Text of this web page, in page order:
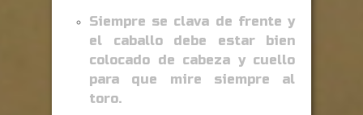
Siempre se clava de frente y
el caballo debe estar bien
colocado de cabeza y cuello
para que mire siempre al
toro.